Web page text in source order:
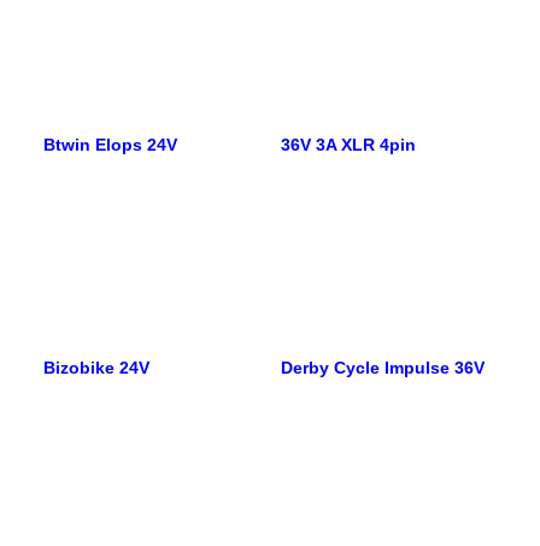
Btwin Elops 24V 36V 3A XLR 4pin
Bizobike 24V Derby Cycle Impulse 36V